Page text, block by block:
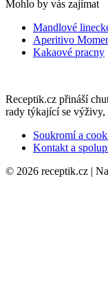
Mohlo by vás zajímat
Mandlové
Aperitivo
Kakaové pracny
Receptik.cz přináší
rady týkající se výživy,
Soukromí a
Kontakt a
© 2026 receptik.cz |